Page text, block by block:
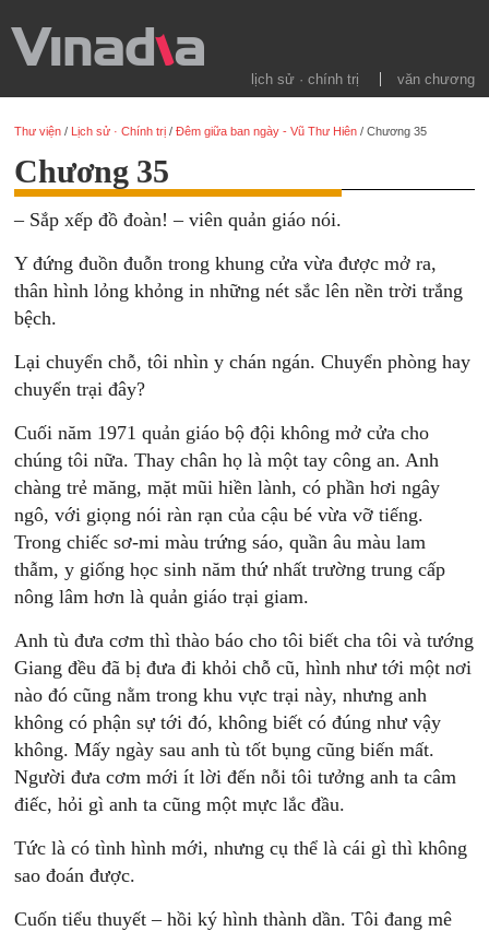
lịch sử · chính trị văn chương
Thư viện / Lịch sử · Chính trị /Đêm giữa ban ngày - Vũ Thư Hiên /Chương 35
Chương 35
– Sắp xếp đồ đoàn! – viên quản giáo nói.
Y đứng đuồn đuỗn trong khung cửa vừa được mở ra,
thân hình lỏng khỏng in những nét sắc lên nền trời trắng
bệch.
Lại chuyển chỗ, tôi nhìn y chán ngán. Chuyển phòng hay
chuyển trại đây?
Cuối năm 1971 quản giáo bộ đội không mở cửa cho
chúng tôi nữa. Thay chân họ là một tay công an. Anh
chàng trẻ măng, mặt mũi hiền lành, có phần hơi ngây
ngô, với giọng nói ràn rạn của cậu bé vừa vỡ tiếng.
Trong chiếc sơ-mi màu trứng sáo, quần âu màu lam
thẫm, y giống học sinh năm thứ nhất trường trung cấp
nông lâm hơn là quản giáo trại giam.
Anh tù đưa cơm thì thào báo cho tôi biết cha tôi và tướng
Giang đều đã bị đưa đi khỏi chỗ cũ, hình như tới một nơi
nào đó cũng nằm trong khu vực trại này, nhưng anh
không có phận sự tới đó, không biết có đúng như vậy
không. Mấy ngày sau anh tù tốt bụng cũng biến mất.
Người đưa cơm mới ít lời đến nỗi tôi tưởng anh ta câm
điếc, hỏi gì anh ta cũng một mực lắc đầu.
Tức là có tình hình mới, nhưng cụ thể là cái gì thì không
sao đoán được.
Cuốn tiểu thuyết – hồi ký hình thành dần. Tôi đang mê